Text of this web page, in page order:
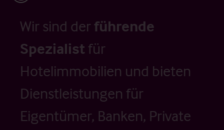
Wir sind der führende
Spezialistfür
Hotelimmobilien und bieten
Dienstleistungen für
Eigentümer, Banken, Private